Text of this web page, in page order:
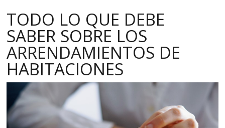
TODO LO QUE DEBE
SABER SOBRE LOS
ARRENDAMIENTOS DE
HABITACIONES